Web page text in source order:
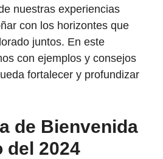
nuestras experiencias
con los horizontes que
juntos. En este
con ejemplos y consejos
fortalecer y profundizar
de Bienvenida
del 2024